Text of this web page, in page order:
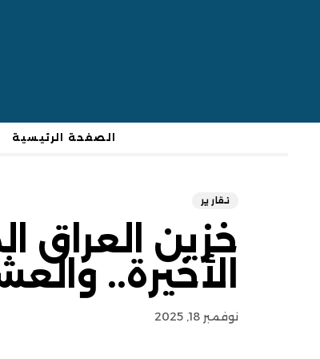
الصفحة الرئيسية
تقارير
الأخيرة..
نوفمبر 18, 2025